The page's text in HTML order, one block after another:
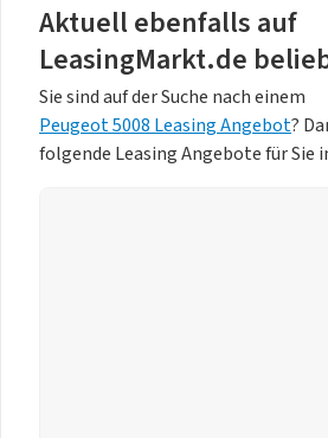
Aktuell ebenfalls auf
LeasingMarkt.de
Sie sind auf der Suche nach einem
Peugeot 5008 Leasing Angebot?
folgende Leasing Angebote für Sie